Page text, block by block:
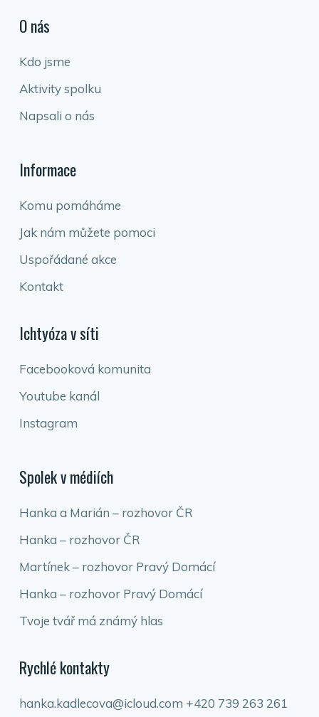
O nás
Kdo jsme
Aktivity spolku
Napsali o nás
Informace
Komu pomáháme
Jak nám můžete pomoci
Uspořádané akce
Kontakt
Ichtyóza v síti
Facebooková komunita
Youtube kanál
Instagram
Spolek v médiích
Hanka a Marián – rozhovor ČR
Hanka – rozhovor ČR
Martínek – rozhovor Pravý Domácí
Hanka – rozhovor Pravý Domácí
Tvoje tvář má známý hlas
Rychlé kontakty
hanka.kadlecova@icloud.com +420 739 263 261